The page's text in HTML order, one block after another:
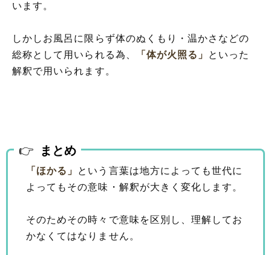
います。
しかしお風呂に限らず体のぬくもり・温かさなどの
総称として用いられる為、
「体が火照る」
といった
解釈で用いられます。
まとめ
「ほかる」 という言葉は地方によっても世代に
よってもその意味・解釈が大きく変化します。
そのためその時々で意味を区別し、理解してお
かなくてはなりません。